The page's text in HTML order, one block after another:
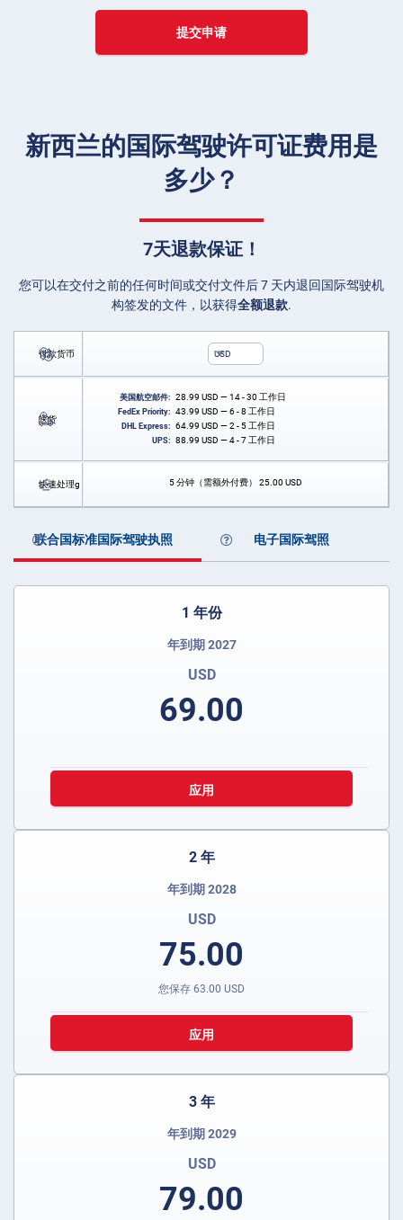
提交申请
新西兰的国际驾驶许可证费用是
多少？
7天退款保证！
您可以在交付之前的任何时间或交付文件后 7 天内退回国际驾驶机
构签发的文件，以获得全额退款.
付款货币 USD
送货
美国航空邮件: 28.99 USD — 14 - 30 工作日
FedEx Priority: 43.99 USD — 6 - 8 工作日
DHL Express: 64.99 USD — 2 - 5 工作日
UPS: 88.99 USD — 4 - 7 工作日
快速处理g 5 分钟（需额外付费） 25.00 USD
联合国标准国际驾驶执照 电子国际驾照
1 年份
年到期 2027
USD
69.00
应用
2 年
年到期 2028
USD
75.00
您保存 63.00 USD
应用
3 年
年到期 2029
USD
79.00